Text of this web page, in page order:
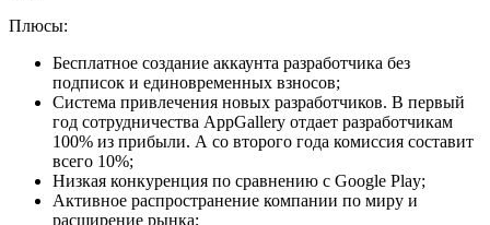
Плюсы:
Бесплатное создание аккаунта разработчика без
подписок и единовременных взносов;
Система привлечения новых разработчиков. В первый
год сотрудничества AppGallery отдает разработчикам
100% из прибыли. А со второго года комиссия составит
всего 10%;
Низкая конкуренция по сравнению с Google Play;
Активное распространение компании по миру и
расширение рынка;